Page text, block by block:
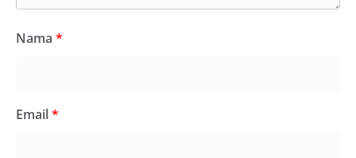
Nama *
Email*